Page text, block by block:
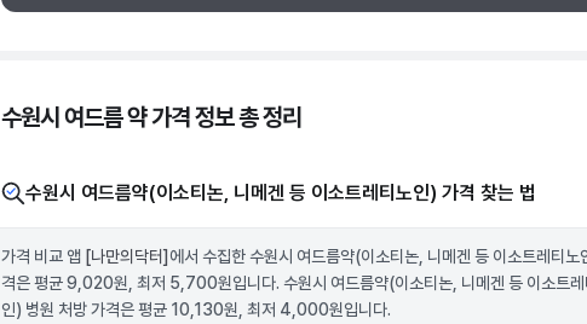
수원시 여드름 약 가격 정보 총 정리
수원시 여드름약(이소티논, 니메겐 등 이소트레티노인) 가격 찾는 법
가격 비교 앱 [나만의닥터] 에서 수집한 수원시 여드름약(이소티논, 니메겐 등 이소트레티노
격은 평균 9,020원, 최저 5,700원입니다. 수원시 여드름약(이소티논, 니메겐 등 이소트레
인) 병원 처방 가격은 평균 10,130원, 최저 4,000원입니다.